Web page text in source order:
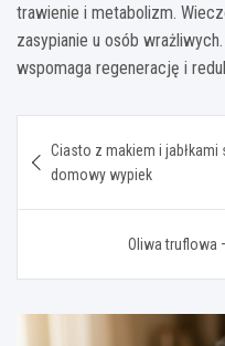
trawienie i metabolizm.
zasypianie u osób
wspomaga regenerację i
wpisu
Ciasto z makiem i
domowy wypiek
Oliwa truflowa